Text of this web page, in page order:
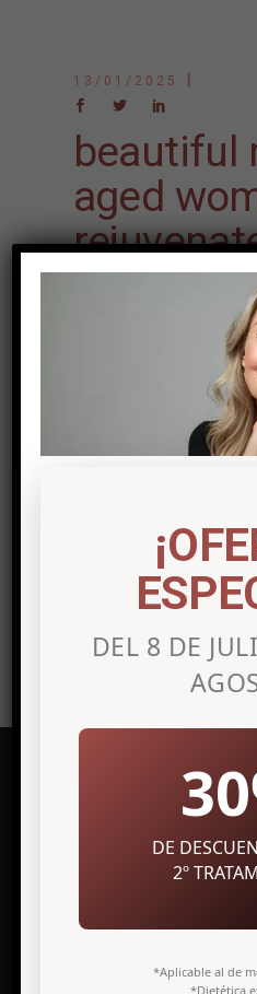
13/01/2025
beautiful
aged
using
products
Clínica de medicina
Avenida Maisonnave,
DEL 8 DE
DE
2º
*Aplicable al de
*Dietética